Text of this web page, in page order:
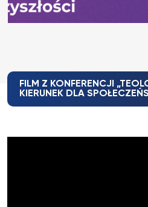
FILM Z KONFERENCJI
KIERUNEK DLA